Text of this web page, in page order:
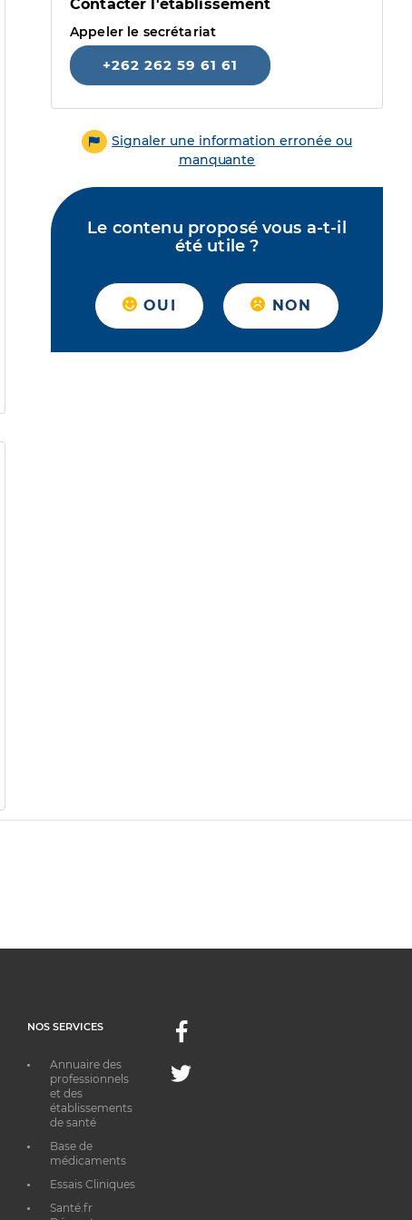
Contacter l'établissement
Appeler le secrétariat
+262 262 59 61 61
Signaler une information erronée ou
manquante
Le contenu proposé vous a-t-il
été utile ?
OUI NON
NOS SERVICES
Annuaire des
professionnels
et des
établissements
de santé
Base de
médicaments
Essais Cliniques
Santé.fr
Facebook
Twitter